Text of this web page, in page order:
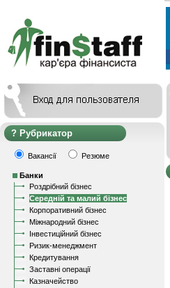
Рубрикатор
Вакансії Резюме
Банки
Роздрібний бізнес
Середній та малий бізнес
Корпоративний бізнес
Міжнародний бізнес
Інвестиційний бізнес
Ризик-менеджмент
Кредитування
Заставні операції
Казначейство